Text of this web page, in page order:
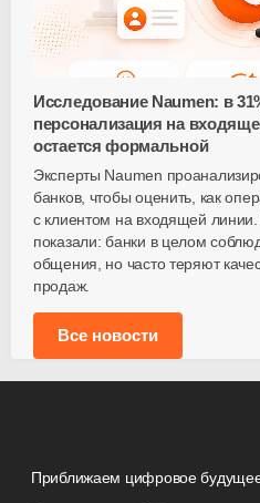
Исследование Naumen: в
персонализация на
остается формальной
Эксперты Naumen
банков, чтобы оценить, как
с клиентом на входящей
показали: банки в целом
общения, но часто теряют
продаж.
Все новости
Приближаем цифровое